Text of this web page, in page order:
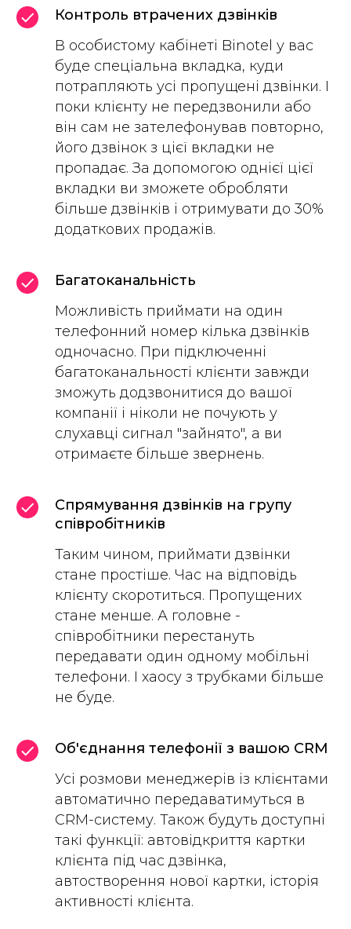
Контроль втрачених дзвінків
В особистому кабінеті Binotel у вас
буде спеціальна вкладка, куди
потрапляють усі пропущені дзвінки. І
поки клієнту не передзвонили або
він сам не зателефонував повторно,
його дзвінок з цієї вкладки не
пропадає. За допомогою однієї цієї
вкладки ви зможете обробляти
більше дзвінків і отримувати до 30%
додаткових продажів.
Багатоканальність
Можливість приймати на один
телефонний номер кілька дзвінків
одночасно. При підключенні
багатоканальності клієнти завжди
зможуть додзвонитися до вашої
компанії і ніколи не почують у
слухавці сигнал "зайнято", а ви
отримаєте більше звернень.
Спрямування дзвінків на групу
співробітників
Таким чином, приймати дзвінки
стане простіше. Час на відповідь
клієнту скоротиться. Пропущених
стане менше. А головне -
співробітники перестануть
передавати один одному мобільні
телефони. І хаосу з трубками більше
не буде.
Об'єднання телефонії з вашою CRM
Усі розмови менеджерів із клієнтами
автоматично передаватимуться в
СRM-систему. Також будуть доступні
такі функції: автовідкриття картки
клієнта під час дзвінка,
автостворення нової картки, історія
активності клієнта.